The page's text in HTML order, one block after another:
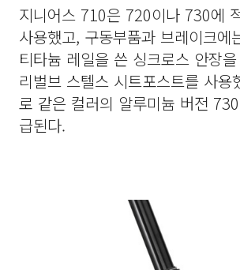
지니어스 710은 720이나 730에
사용했고, 구동부품과 브레이크
티타늄 레일을 쓴 싱크로스 안장
리벌브 스텔스 시트포스트를 사
로 같은 컬러의 알루미늄 버전
급된다.